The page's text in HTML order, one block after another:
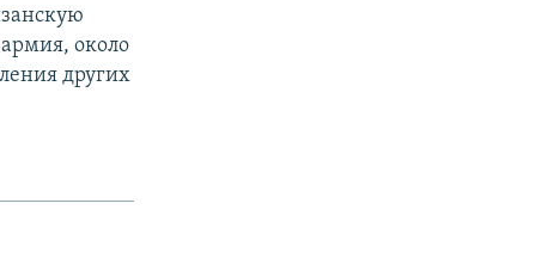
около
других